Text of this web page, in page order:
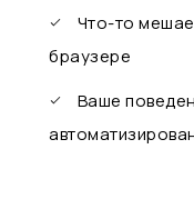
Что-то
браузере
Ваше